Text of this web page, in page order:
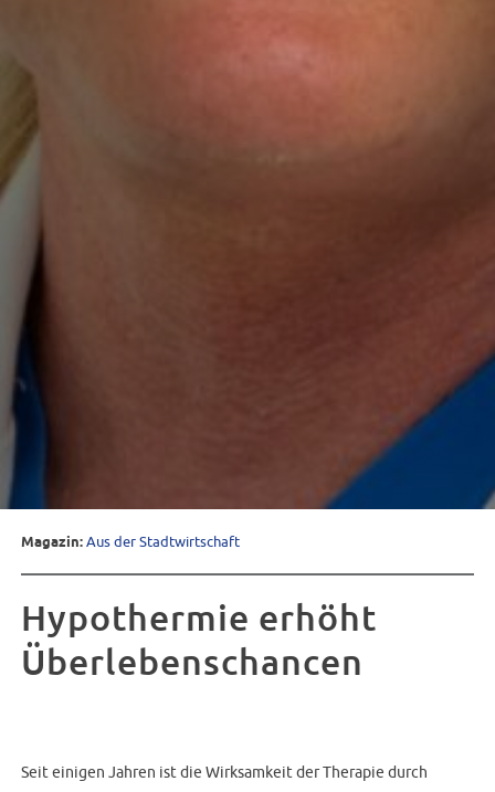
Magazin:Aus der Stadtwirtschaft
Hypothermie erhöht
Überlebenschancen
Seit einigen Jahren ist die Wirksamkeit der Therapie durch